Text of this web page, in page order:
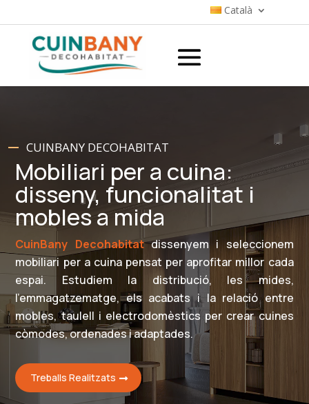
Català
CUINBANY DECOHABITAT
Mobiliari per a cuina:
disseny, funcionalitat i
mobles a mida
CuinBany Decohabitatdissenyem i seleccionem
mobiliari per a cuina pensat per aprofitar millor cada
espai. Estudiem la distribució, les mides,
l’emmagatzematge, els acabats i la relació entre
mobles, taulell i electrodomèstics per crear cuines
còmodes, ordenades i adaptades.
Treballs Realitzats